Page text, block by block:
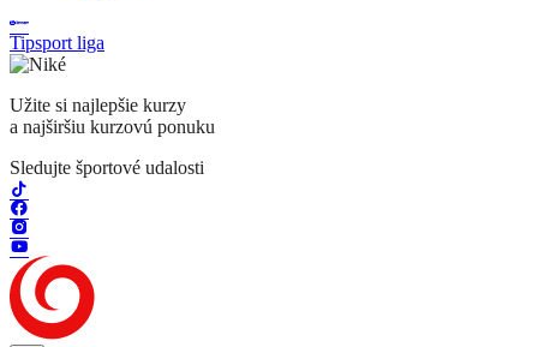
Tipsport liga
Užite si najlepšie kurzy
a najširšiu kurzovú ponuku
Sledujte športové udalosti